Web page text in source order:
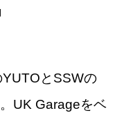
とSSWの
UK Garageをベ